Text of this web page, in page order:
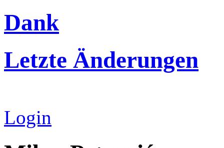
Dank
Letzte Änderungen
Login